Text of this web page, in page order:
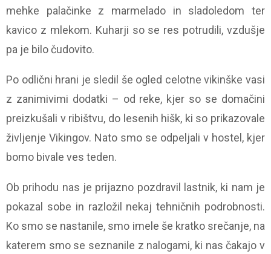
mehke palačinke z marmelado in sladoledom ter
kavico z mlekom. Kuharji so se res potrudili, vzdušje
pa je bilo čudovito.
Po odlični hrani je sledil še ogled celotne vikinške vasi
z zanimivimi dodatki – od reke, kjer so se domačini
preizkušali v ribištvu, do lesenih hišk, ki so prikazovale
življenje Vikingov. Nato smo se odpeljali v hostel, kjer
bomo bivale ves teden.
Ob prihodu nas je prijazno pozdravil lastnik, ki nam je
pokazal sobe in razložil nekaj tehničnih podrobnosti.
Ko smo se nastanile, smo imele še kratko srečanje, na
katerem smo se seznanile z nalogami, ki nas čakajo v